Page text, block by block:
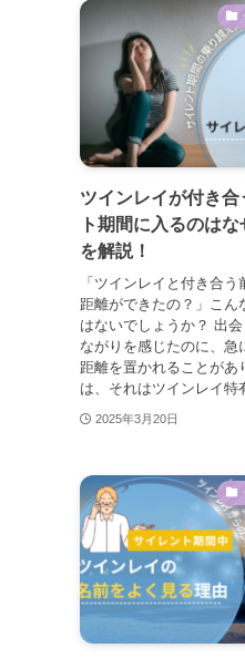
ツインレイが付き
ト期間に入るのは
を解説！
「ツインレイと付き合
距離ができたの？」こん
はないでしょうか？ 出
ながりを感じたのに、急
距離を置かれることがあ
は、それはツインレイ特
2025年3月20日